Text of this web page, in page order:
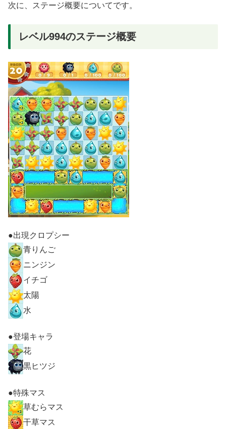
次に、ステージ概要についてです。
レベル994のステージ概要
●出現クロプシー
青りんご
ニンジン
イチゴ
太陽
水
●登場キャラ
花
黒ヒツジ
●特殊マス
草むらマス
干草マス